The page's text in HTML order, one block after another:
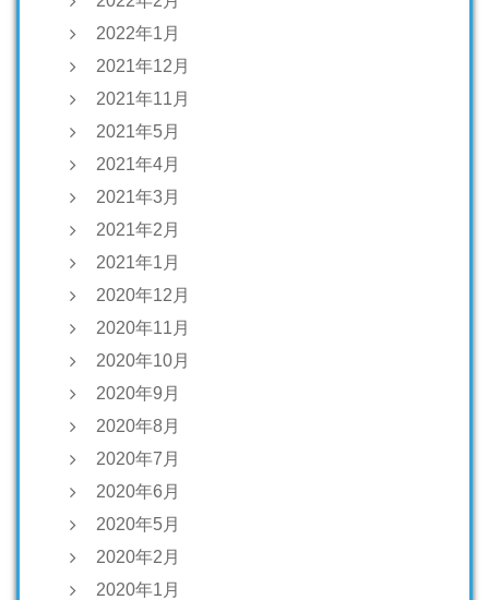
2022年1月
2021年12月
2021年11月
2021年5月
2021年4月
2021年3月
2021年2月
2021年1月
2020年12月
2020年11月
2020年10月
2020年9月
2020年8月
2020年7月
2020年6月
2020年5月
2020年2月
2020年1月